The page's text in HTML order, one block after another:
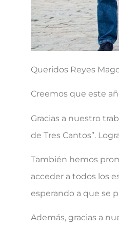
Queridos Reyes
Creemos que este
Gracias a nuestro
de Tres Cantos”.
También hemos
acceder a todos los
esperando a que se
Además, gracias a